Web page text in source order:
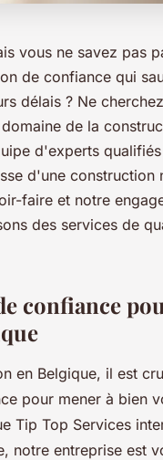
vous ne savez pas
de confiance qui
délais ? Ne
de la
d'experts
d'une construction
faire et notre
des services de
confiance
en Belgique, il est
pour mener à bien
Tip Top Services
notre entreprise est